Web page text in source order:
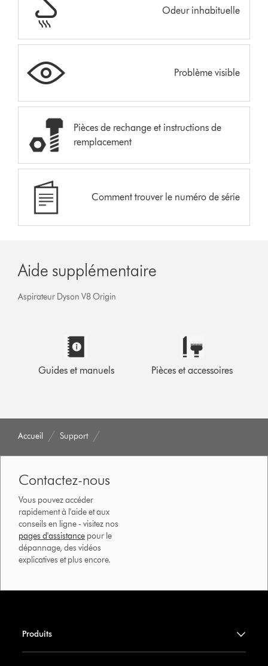
Odeur inhabituelle
Problème visible
Pièces de rechange et instructions de
remplacement
Comment trouver le numéro de série
Aide supplémentaire
Aspirateur Dyson V8 Origin
Guides et manuels Pièces et accessoires
Accueil Support
Contactez-nous
Vous pouvez accéder
rapidement à l'aide et aux
conseils en ligne - visitez nos
pages d'assistance pour le
dépannage, des vidéos
explicatives et plus encore.
Produits